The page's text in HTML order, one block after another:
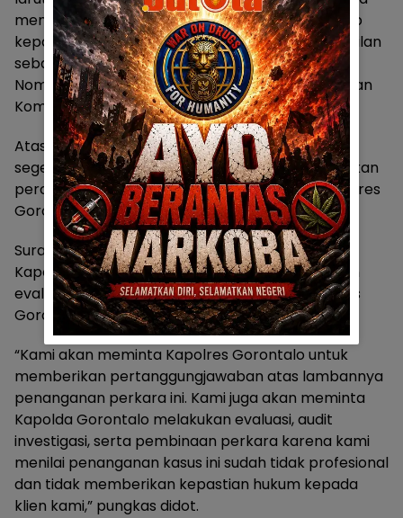
menilai, kondisi itu berpotensi mencederai prinsip
kepastian hukum bagi masyarakat pencari keadilan
sebagaimana diatur dalam Peraturan Kepolisian
Nomor 7 Tahun 2022 tentang Kode Etik Profesi dan
Komisi Kode Etik Polri.
Atas kondisi tersebut, Didot menyatakan akan
segera melayangkan surat keberatan dan desakan
percepatan penanganan perkara kepada Kapolres
Gorontalo.
Surat tersebut juga akan ditembuskan kepada
Kapolda Gorontalo sebagai bentuk permohonan
evaluasi terhadap penanganan perkara di Polres
Gorontalo.
“Kami akan meminta Kapolres Gorontalo untuk
memberikan pertanggungjawaban atas lambannya
penanganan perkara ini. Kami juga akan meminta
Kapolda Gorontalo melakukan evaluasi, audit
investigasi, serta pembinaan perkara karena kami
menilai penanganan kasus ini sudah tidak profesional
dan tidak memberikan kepastian hukum kepada
klien kami,” pungkas didot.